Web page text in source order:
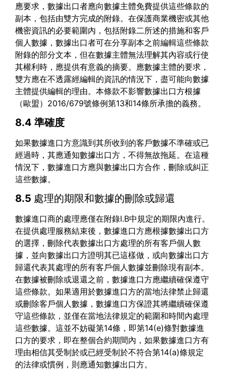
應要求，數據出口者應向數據主體免費提供這些條款的
副本，包括由雙方完成的附錄。在保護商業機密或其他
機密資訊的必要範圍內，包括附錄二所述的措施和客戶
個人數據，數據出口者可在分享副本之前編輯這些條款
附錄的部分文本，但在數據主體無法理解其內容或行使
其權利時，應提供有意義的摘要。應數據主體的要求，
雙方應在不透露經編輯的資訊的情況下，盡可能向數據
主體提供編輯的理由。本條款不影響數據出口方根據
（歐盟）2016/679號條例第13和14條所承擔的義務。
8.4 準確度
如果數據進口方意識到其所收到的客戶數據不準確或已
經過時，其應通知數據出口方，不得無故拖延。在這種
情況下，數據進口方應與數據出口方合作，刪除或糾正
這些數據。
8.5 處理的期限和數據的刪除或歸還
數據進口商的處理應僅在附錄I.B中規定的期限內進行。
在提供處理服務結束後，數據進口方應根據數據出口方
的選擇，刪除代表數據出口方處理的所有客戶個人數
據，並向數據出口方證明其已這樣做，或向數據出口方
歸還代表其處理的所有客戶個人數據並刪除現有副本。
在數據被刪除或退還之前，數據進口方應繼續確保遵守
這些條款。如果適用於數據進口方的當地法律禁止歸還
或刪除客戶個人數據，數據進口方保證其將繼續確保遵
守這些條款，並僅在當地法律規定的範圍和時間內處理
這些數據。這並不妨礙第14條，即第14(e)條對數據進
口方的要求，即在整個合約期間內，如果數據進口方有
理由相信其受制於或已經受制於不符合第14(a)條規定
的法律或慣例，則應通知數據出口方。